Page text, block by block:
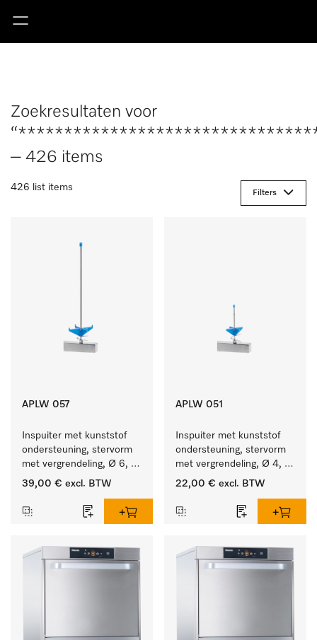
Zoekresultaten voor
– 426 items
426 list items
Filters
APLW 057
Inspuiter met kunststof
ondersteuning, stervorm
met vergrendeling, Ø 6,
lengte 275 mm.
39,00 € excl. BTW
APLW 051
Inspuiter met kunststof
ondersteuning, stervorm
met vergrendeling, Ø 4,
lengte 110 mm.
22,00 € excl. BTW